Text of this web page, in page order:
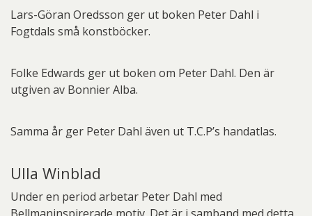
Lars-Göran Oredsson ger ut boken Peter Dahl i
Fogtdals små konstböcker.
Folke Edwards ger ut boken om Peter Dahl. Den är
utgiven av Bonnier Alba.
Samma år ger Peter Dahl även ut T.C.P’s handatlas.
Ulla Winblad
Under en period arbetar Peter Dahl med